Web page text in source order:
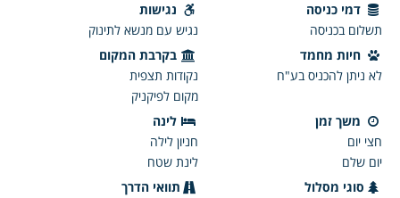
דמי כניסה
תשלום בכניסה
נגישות
נגיש עם מנשא לתינוק
חיות מחמד
לא ניתן להכניס בע"ח
בקרבת המקום
נקודות תצפית
מקום לפיקניק
משך זמן
חצי יום
יום שלם
לינה
חניון לילה
לינת שטח
סוגי מסלול
תוואי הדרך